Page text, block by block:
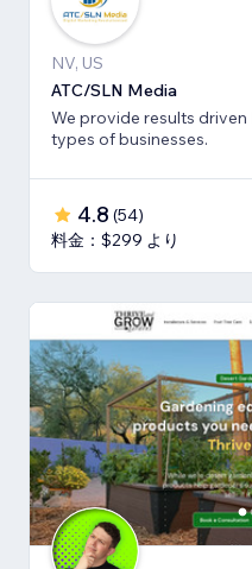
NV, US
ATC/SLN Media
We provide results
types of businesses.
4.8 (54)
料金：$299 より